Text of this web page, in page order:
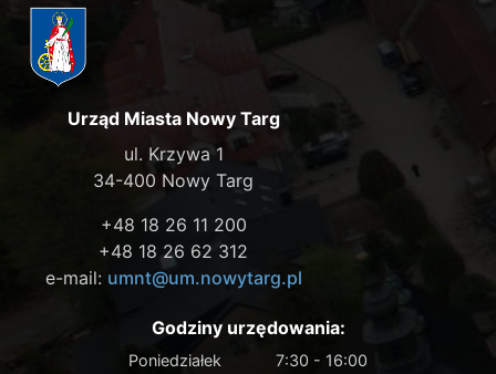
Urząd Miasta Nowy Targ
ul. Krzywa 1
34-400 Nowy Targ
+48 18 26 11 200
+48 18 26 62 312
e-mail: umnt@um.nowytarg.pl
Godziny urzędowania:
Poniedziałek
7:30 - 16:00